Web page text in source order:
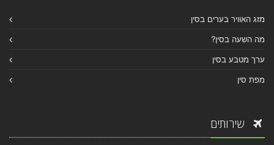
מזג האוויר בערים בסין
מה השעה בסין?
ערך מטבע בסין
מפת סין
שירותים